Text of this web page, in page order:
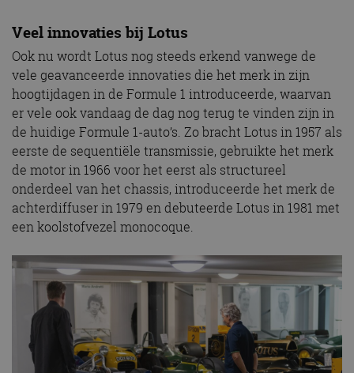
Veel innovaties bij Lotus
Ook nu wordt Lotus nog steeds erkend vanwege de
vele geavanceerde innovaties die het merk in zijn
hoogtijdagen in de Formule 1 introduceerde, waarvan
er vele ook vandaag de dag nog terug te vinden zijn in
de huidige Formule 1-auto’s. Zo bracht Lotus in 1957 als
eerste de sequentiële transmissie, gebruikte het merk
de motor in 1966 voor het eerst als structureel
onderdeel van het chassis, introduceerde het merk de
achterdiffuser in 1979 en debuteerde Lotus in 1981 met
een koolstofvezel monocoque.